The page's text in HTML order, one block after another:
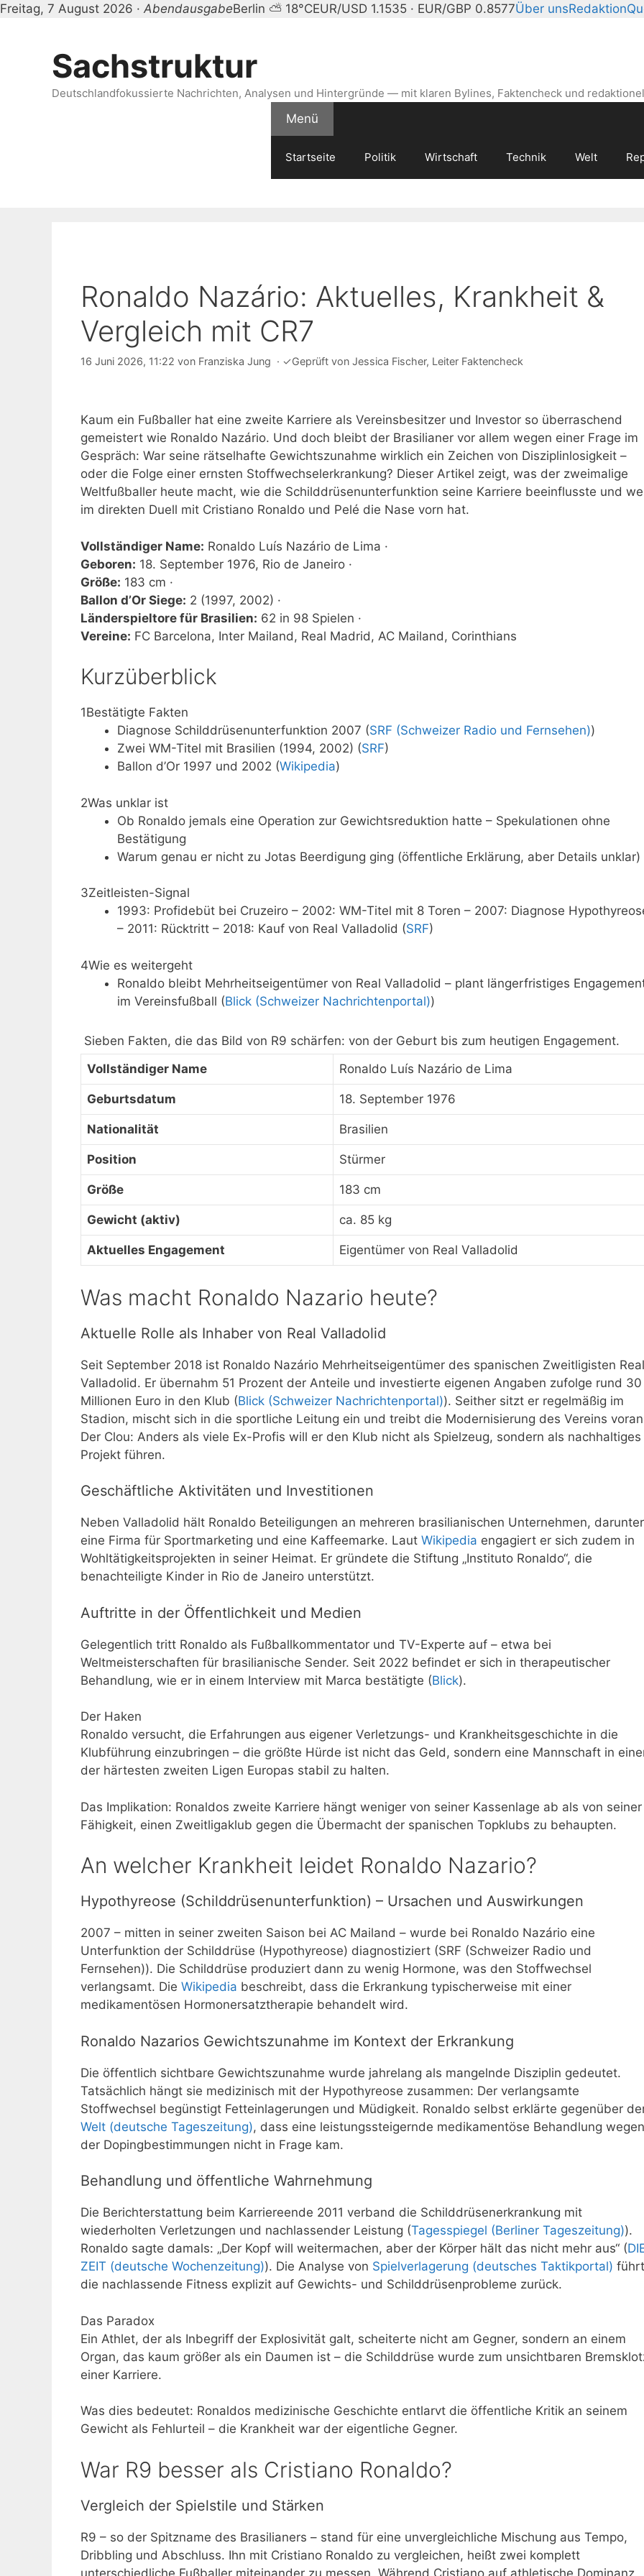
Freitag, 7 August 2026 · AbendausgabeBerlin ⛅ 18°CEUR/USD 1.1535 · EUR/GBP 0.8577Über unsRedaktion
Sachstruktur
Deutschlandfokussierte Nachrichten, Analysen und Hintergründe — mit klaren Bylines, Faktencheck und
Menü
Startseite Politik Wirtschaft Technik Welt
Ronaldo Nazário: Aktuelles, Krankheit &
Vergleich mit CR7
16 Juni 2026, 11:22 von Franziska Jung · ✓Geprüft von Jessica Fischer, Leiter Faktencheck
Kaum ein Fußballer hat eine zweite Karriere als Vereinsbesitzer und Investor so überraschend
gemeistert wie Ronaldo Nazário. Und doch bleibt der Brasilianer vor allem wegen einer Frage im
Gespräch: War seine rätselhafte Gewichtszunahme wirklich ein Zeichen von Disziplinlosigkeit –
oder die Folge einer ernsten Stoffwechselerkrankung? Dieser Artikel zeigt, was der zweimalige
Weltfußballer heute macht, wie die Schilddrüsenunterfunktion seine Karriere beeinflusste und
im direkten Duell mit Cristiano Ronaldo und Pelé die Nase vorn hat.
Vollständiger Name: Ronaldo Luís Nazário de Lima ·
Geboren: 18. September 1976, Rio de Janeiro ·
Größe: 183 cm ·
Ballon d’Or Siege: 2 (1997, 2002) ·
Länderspieltore für Brasilien: 62 in 98 Spielen ·
Vereine: FC Barcelona, Inter Mailand, Real Madrid, AC Mailand, Corinthians
Kurzüberblick
1Bestätigte Fakten
Diagnose Schilddrüsenunterfunktion 2007 (SRF (Schweizer Radio und Fernsehen))
Zwei WM-Titel mit Brasilien (1994, 2002) (SRF)
Ballon d’Or 1997 und 2002 (Wikipedia)
2Was unklar ist
Ob Ronaldo jemals eine Operation zur Gewichtsreduktion hatte – Spekulationen ohne
Bestätigung
Warum genau er nicht zu Jotas Beerdigung ging (öffentliche Erklärung, aber Details unklar)
3Zeitleisten-Signal
1993: Profidebüt bei Cruzeiro – 2002: WM-Titel mit 8 Toren – 2007: Diagnose
– 2011: Rücktritt – 2018: Kauf von Real Valladolid (SRF)
4Wie es weitergeht
Ronaldo bleibt Mehrheitseigentümer von Real Valladolid – plant längerfristiges
im Vereinsfußball (Blick (Schweizer Nachrichtenportal))
Sieben Fakten, die das Bild von R9 schärfen: von der Geburt bis zum heutigen Engagement.
Vollständiger Name
Ronaldo Luís Nazário de Lima
Geburtsdatum 18. September 1976
Nationalität Brasilien
Position Stürmer
Größe 183 cm
Gewicht (aktiv) ca. 85 kg
Aktuelles Engagement Eigentümer von Real Valladolid
Was macht Ronaldo Nazario heute?
Aktuelle Rolle als Inhaber von Real Valladolid
Seit September 2018 ist Ronaldo Nazário Mehrheitseigentümer des spanischen Zweitligisten Real
Valladolid. Er übernahm 51 Prozent der Anteile und investierte eigenen Angaben zufolge rund 30
Millionen Euro in den Klub (Blick (Schweizer Nachrichtenportal)). Seither sitzt er regelmäßig im
Stadion, mischt sich in die sportliche Leitung ein und treibt die Modernisierung des Vereins
Der Clou: Anders als viele Ex-Profis will er den Klub nicht als Spielzeug, sondern als nachhaltiges
Projekt führen.
Geschäftliche Aktivitäten und Investitionen
Neben Valladolid hält Ronaldo Beteiligungen an mehreren brasilianischen Unternehmen, darunter
eine Firma für Sportmarketing und eine Kaffeemarke. Laut Wikipedia engagiert er sich zudem in
Wohltätigkeitsprojekten in seiner Heimat. Er gründete die Stiftung „Instituto Ronaldo“, die
benachteiligte Kinder in Rio de Janeiro unterstützt.
Auftritte in der Öffentlichkeit und Medien
Gelegentlich tritt Ronaldo als Fußballkommentator und TV-Experte auf – etwa bei
Weltmeisterschaften für brasilianische Sender. Seit 2022 befindet er sich in therapeutischer
Behandlung, wie er in einem Interview mit Marca bestätigte (Blick).
Der Haken
Ronaldo versucht, die Erfahrungen aus eigener Verletzungs- und Krankheitsgeschichte in die
Klubführung einzubringen – die größte Hürde ist nicht das Geld, sondern eine Mannschaft in
der härtesten zweiten Ligen Europas stabil zu halten.
Das Implikation: Ronaldos zweite Karriere hängt weniger von seiner Kassenlage ab als von seiner
Fähigkeit, einen Zweitligaklub gegen die Übermacht der spanischen Topklubs zu behaupten.
An welcher Krankheit leidet Ronaldo Nazario?
Hypothyreose (Schilddrüsenunterfunktion) – Ursachen und Auswirkungen
2007 – mitten in seiner zweiten Saison bei AC Mailand – wurde bei Ronaldo Nazário eine
Unterfunktion der Schilddrüse (Hypothyreose) diagnostiziert (SRF (Schweizer Radio und
Fernsehen)). Die Schilddrüse produziert dann zu wenig Hormone, was den Stoffwechsel
verlangsamt. Die Wikipedia beschreibt, dass die Erkrankung typischerweise mit einer
medikamentösen Hormonersatztherapie behandelt wird.
Ronaldo Nazarios Gewichtszunahme im Kontext der Erkrankung
Die öffentlich sichtbare Gewichtszunahme wurde jahrelang als mangelnde Disziplin gedeutet.
Tatsächlich hängt sie medizinisch mit der Hypothyreose zusammen: Der verlangsamte
Stoffwechsel begünstigt Fetteinlagerungen und Müdigkeit. Ronaldo selbst erklärte gegenüber
Welt (deutsche Tageszeitung), dass eine leistungssteigernde medikamentöse Behandlung wegen
der Dopingbestimmungen nicht in Frage kam.
Behandlung und öffentliche Wahrnehmung
Die Berichterstattung beim Karriereende 2011 verband die Schilddrüsenerkrankung mit
wiederholten Verletzungen und nachlassender Leistung (Tagesspiegel (Berliner Tageszeitung)).
Ronaldo sagte damals: „Der Kopf will weitermachen, aber der Körper hält das nicht mehr aus“ (
ZEIT (deutsche Wochenzeitung)). Die Analyse von Spielverlagerung (deutsches Taktikportal) führt
die nachlassende Fitness explizit auf Gewichts- und Schilddrüsenprobleme zurück.
Das Paradox
Ein Athlet, der als Inbegriff der Explosivität galt, scheiterte nicht am Gegner, sondern an einem
Organ, das kaum größer als ein Daumen ist – die Schilddrüse wurde zum unsichtbaren
einer Karriere.
Was dies bedeutet: Ronaldos medizinische Geschichte entlarvt die öffentliche Kritik an seinem
Gewicht als Fehlurteil – die Krankheit war der eigentliche Gegner.
War R9 besser als Cristiano Ronaldo?
Vergleich der Spielstile und Stärken
R9 – so der Spitzname des Brasilianers – stand für eine unvergleichliche Mischung aus Tempo,
Dribbling und Abschluss. Ihn mit Cristiano Ronaldo zu vergleichen, heißt zwei komplett
unterschiedliche Fußballer miteinander zu messen. Während Cristiano auf athletische Dominanz,